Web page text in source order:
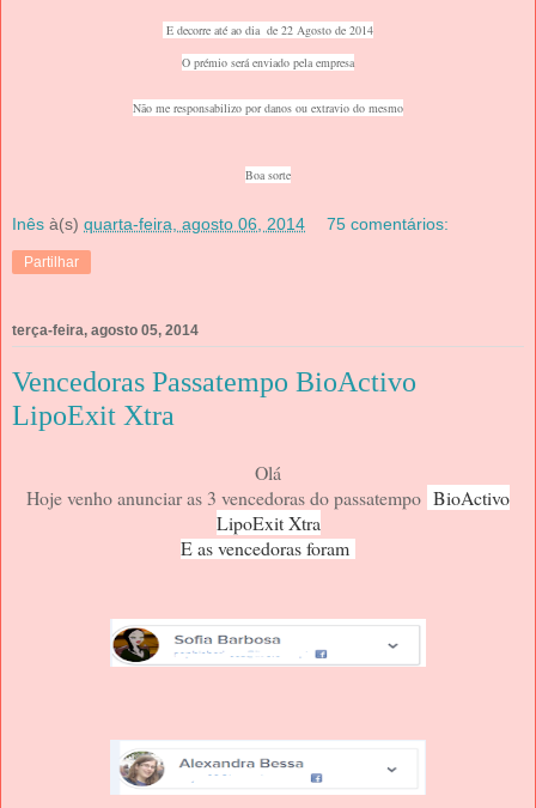
E decorre até ao dia de 22 Agosto de 2014
O prémio será enviado pela empresa
Não me responsabilizo por danos ou extravio do mesmo
Boa sorte
Inês à(s) quarta-feira, agosto 06, 2014 75 comentários:
Partilhar
terça-feira, agosto 05, 2014
Vencedoras Passatempo BioActivo
LipoExit Xtra
Olá
Hoje venho anunciar as 3 vencedoras do passatempo BioActivo
LipoExit Xtra
E as vencedoras foram